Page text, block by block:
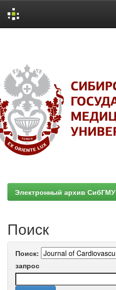
Электронный архив СибГМУ
Поиск
Поиск:
запрос